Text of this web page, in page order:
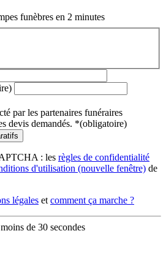
funèbres en 2 minutes
par les partenaires funéraires
devis demandés. *(obligatoire)
: les règles de confidentialité
d'utilisation (nouvelle fenêtre) de
légales et comment ça marche ?
de 30 secondes